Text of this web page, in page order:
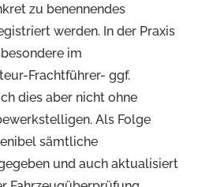
zu benennendes
werden. In der Praxis
im
Frachtführer- ggf.
dies aber nicht ohne
Als Folge
sämtliche
und auch aktualisiert